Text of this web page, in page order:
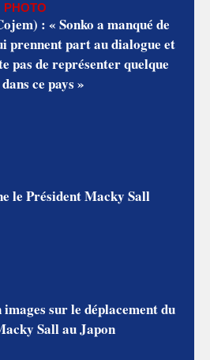
PHOTO
: « Sonko a manqué de
prennent part au dialogue et
pas de représenter quelque
ce pays »
le Président Macky Sall
sur le déplacement du
Sall au Japon